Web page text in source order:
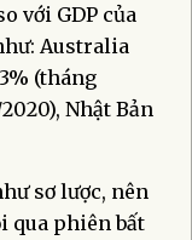
với GDP của
Australia
(tháng
Nhật Bản
sơ lược, nên
qua phiên bất